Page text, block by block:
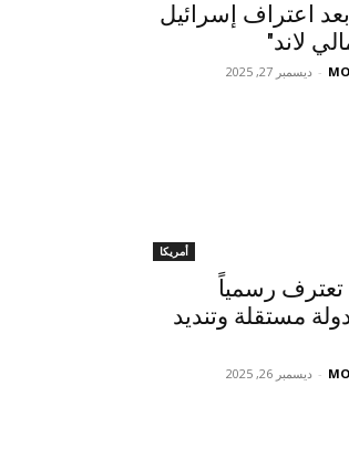
اعتراف إسرائيل
لاند"
- ديسمبر 27, 2025
أمريكا
تعترف رسمياً
مستقلة وتنديد
- ديسمبر 26, 2025